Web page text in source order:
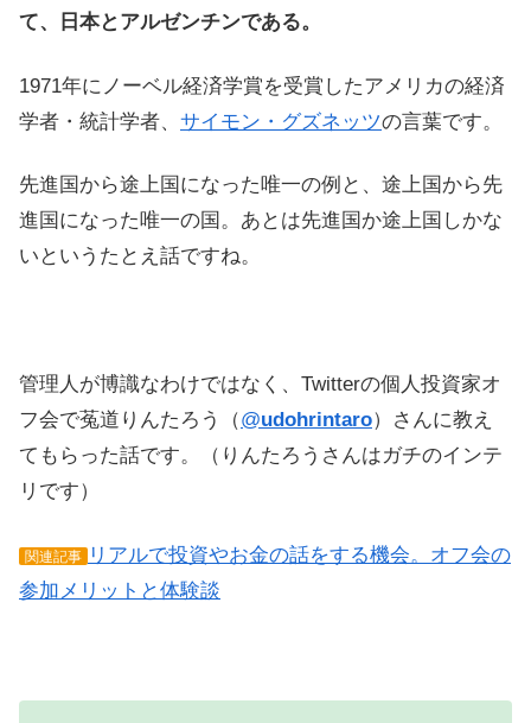
て、日本とアルゼンチンである。
1971年にノーベル経済学賞を受賞したアメリカの経済
学者・統計学者、 サイモン・グズネッツの言葉です。
先進国から途上国になった唯一の例と、途上国から先
進国になった唯一の国。あとは先進国か途上国しかな
いというたとえ話ですね。
管理人が博識なわけではなく、Twitterの個人投資家オ
フ会で菟道りんたろう（@udohrintaro）さんに教え
てもらった話です。（りんたろうさんはガチのインテ
リです）
関連記事
リアルで投資やお金の話をする機会。オフ会の
参加メリットと体験談